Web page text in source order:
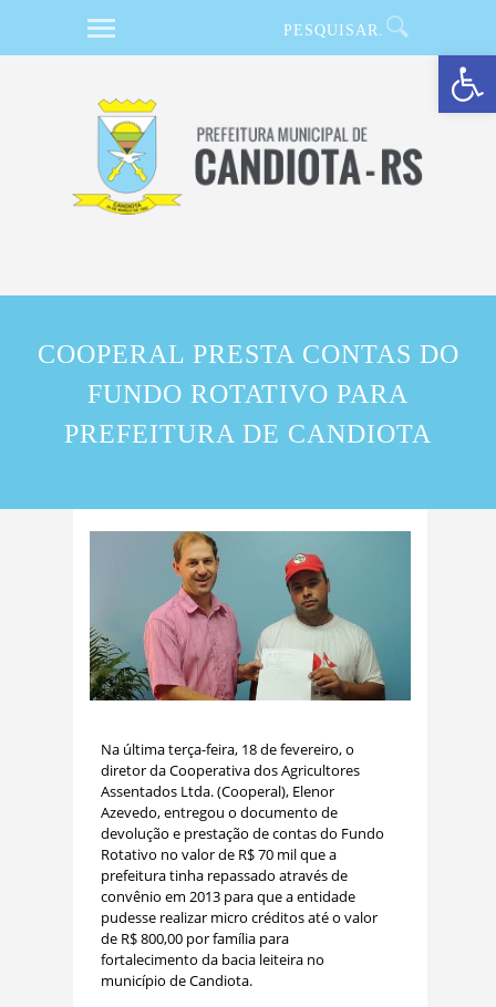
Barra de Ferramentas Aberta
COOPERAL PRESTA CONTAS DO
FUNDO ROTATIVO PARA
PREFEITURA DE CANDIOTA
Na última terça-feira, 18 de fevereiro, o
diretor da Cooperativa dos Agricultores
Assentados Ltda. (Cooperal), Elenor
Azevedo, entregou o documento de
devolução e prestação de contas do Fundo
Rotativo no valor de R$ 70 mil que a
prefeitura tinha repassado através de
convênio em 2013 para que a entidade
pudesse realizar micro créditos até o valor
de R$ 800,00 por família para
fortalecimento da bacia leiteira no
município de Candiota.